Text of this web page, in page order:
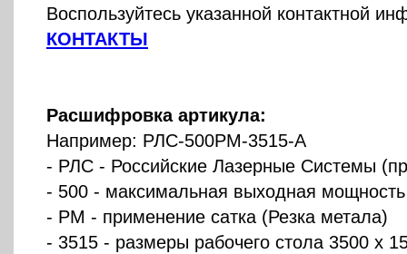
Воспользуйтесь указанной контактной
КОНТАКТЫ
Расшифровка артикула:
Например: РЛС-500РМ-3515-А
- РЛС - Российские Лазерные Системы
- 500 - максимальная выходная
- РМ - применение сатка (Резка метала)
- 3515 - размеры рабочего стола 3500 х